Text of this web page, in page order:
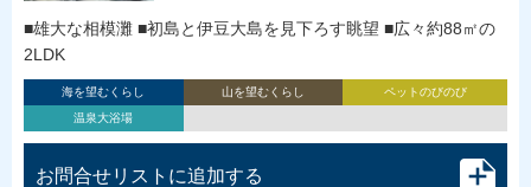
■雄大な相模灘 ■初島と伊豆大島を見下ろす眺望 ■広々約88㎡の
2LDK
海を望むくらし 山を望むくらし
ペットのびのび
温泉大浴場
お問合せリストに追加する